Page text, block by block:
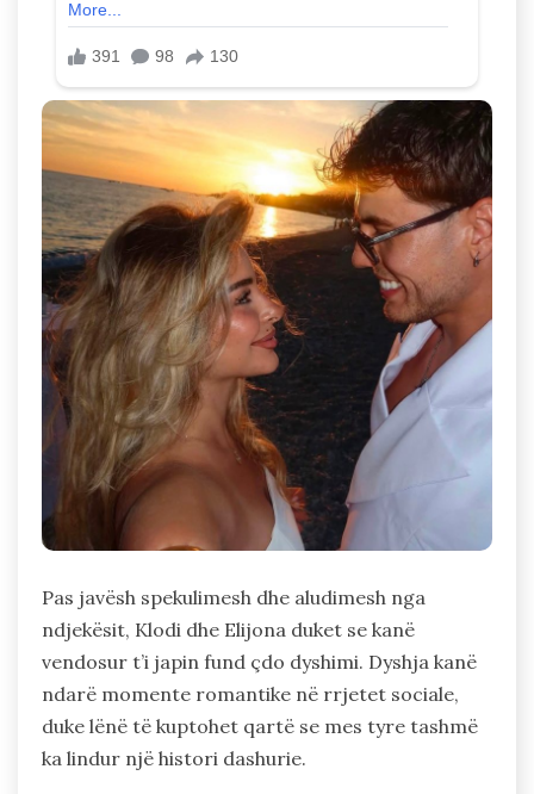
Pas javësh spekulimesh dhe aludimesh nga
ndjekësit, Klodi dhe Elijona duket se kanë
vendosur t’i japin fund çdo dyshimi. Dyshja kanë
ndarë momente romantike në rrjetet sociale,
duke lënë të kuptohet qartë se mes tyre tashmë
ka lindur një histori dashurie.